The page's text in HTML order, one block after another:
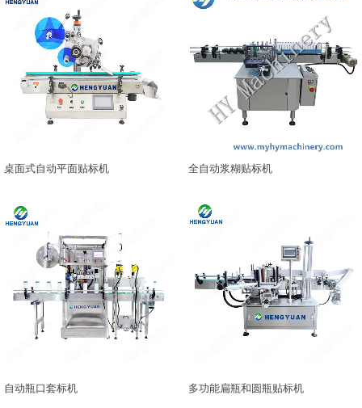
桌面式自动平面贴标机 全自动浆糊贴标机
自动瓶口套标机 多功能扁瓶和圆瓶贴标机